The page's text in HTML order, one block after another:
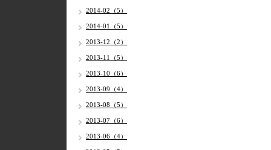
2014-02（5）
2014-01（5）
2013-12（2）
2013-11（5）
2013-10（6）
2013-09（4）
2013-08（5）
2013-07（6）
2013-06（4）